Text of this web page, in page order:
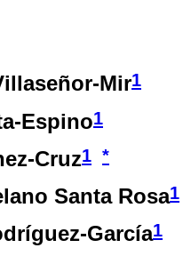
Mir1
Espino1
Cruz1 *
Santa Rosa1
García1